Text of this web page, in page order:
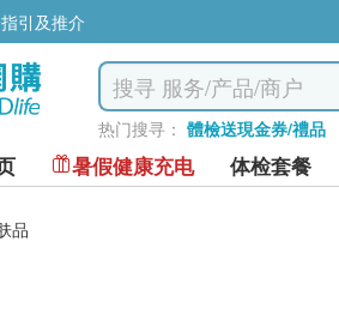
引及推介
热门搜寻： 體檢送現金券/禮品
暑假健康充电 体检套餐
品